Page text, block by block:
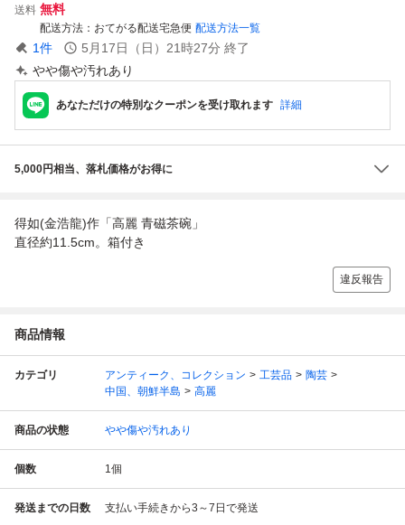
送料 無料
配送方法 おてがる配送宅急便 配送方法一覧
1件 5月17日（日）21時27分 終了
やや傷や汚れあり
あなただけの特別なクーポンを受け取れます 詳細
5,000円相当、落札価格がお得に
得如(金浩龍)作「高麗 青磁茶碗」
直径約11.5cm。箱付き
違反報告
商品情報
カテゴリ アンティーク、コレクション 工芸品
陶芸
中国、朝鮮半島
高麗
商品の状態 やや傷や汚れあり
個数 1個
発送までの日数 支払い手続きから3～7日で発送